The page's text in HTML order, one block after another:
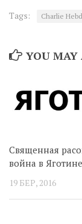
Tags: Charlie
YOU MAY
Священная
война в Яготине
19 БЕР, 2016